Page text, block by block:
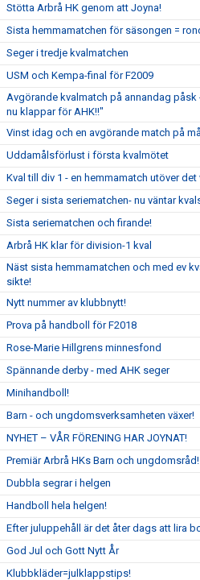
Stötta Arbrå HK genom att Joyna!
Sista hemmamatchen för säsongen =
Seger i tredje kvalmatchen
USM och Kempa-final för F2009
Avgörande kvalmatch på annandag
nu klappar för AHK!!"
Vinst idag och en avgörande match på
Uddamålsförlust i första kvalmötet
Kval till div 1 - en hemmamatch utöver det
Seger i sista seriematchen- nu väntar
Sista seriematchen och firande!
Arbrå HK klar för division-1 kval
Näst sista hemmamatchen och med ev
sikte!
Nytt nummer av klubbnytt!
Prova på handboll för F2018
Rose-Marie Hillgrens minnesfond
Spännande derby - med AHK seger
Minihandboll!
Barn - och ungdomsverksamheten växer!
NYHET – VÅR FÖRENING HAR JOYNAT!
Premiär Arbrå HKs Barn och ungdomsråd!
Dubbla segrar i helgen
Handboll hela helgen!
Efter juluppehåll är det åter dags att lira
God Jul och Gott Nytt År
Klubbkläder=julklappstips!